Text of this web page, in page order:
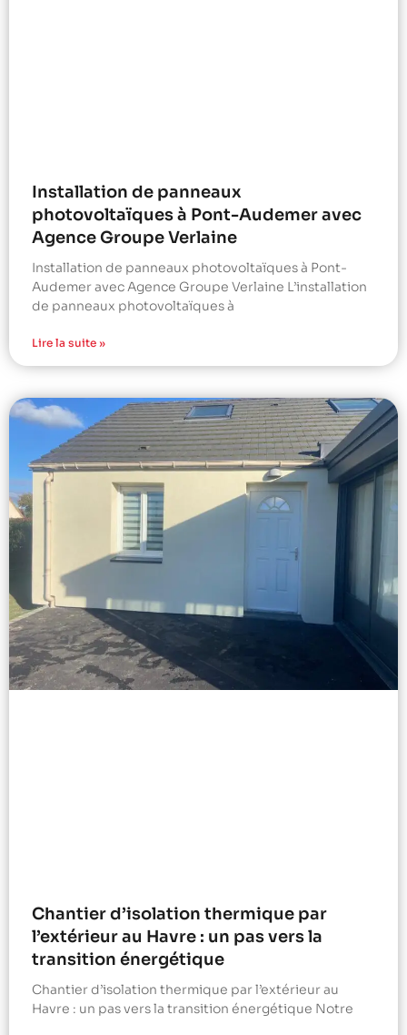
Installation de panneaux
photovoltaïques à Pont-Audemer avec
Agence Groupe Verlaine
Installation de panneaux photovoltaïques à Pont-
Audemer avec Agence Groupe Verlaine L’installation
de panneaux photovoltaïques à
Lire la suite »
Chantier d’isolation thermique par
l’extérieur au Havre : un pas vers la
transition énergétique
Chantier d’isolation thermique par l’extérieur au
Havre : un pas vers la transition énergétique Notre